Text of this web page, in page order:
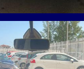
NON HAI
L'AUTO
CHE CERCHI?
il modulo e ti